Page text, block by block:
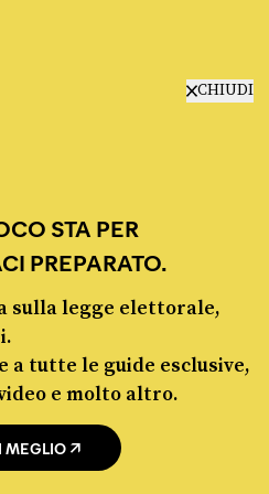
CHIUDI
STA PER
PREPARATO.
sulla legge elettorale,
a tutte le guide esclusive,
e molto altro.
MEGLIO
CORREZIONI